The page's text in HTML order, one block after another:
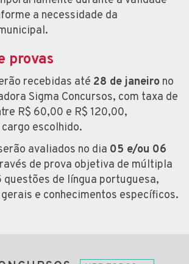
a necessidade da
provas
recebidas até 28 de janeiro no
Sigma Concursos, com taxa de
R$ 60,00 e R$ 120,00,
escolhido.
avaliados no dia 05 e/ou 06
de prova objetiva de múltipla
questões de língua portuguesa,
e conhecimentos específicos.